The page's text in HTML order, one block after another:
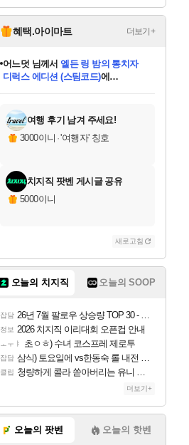
혜택.아이마트 더보기+
당첨되셨습니다.
당첨되셨습니다.
어느덧 님께서엘든 링 밤의 통치자
디럭스 에디션 (스팀코드)에
당첨되셨습니다.
에디션 (스팀코드) 를 교환.
당첨되셨습니다.
당첨되셨습니다.
당첨되셨습니다.
당첨되셨습니다.
여행 후기 남겨 주세요!
3000이니 ·'여행자' 칭호
치지직 팟벤 게시글 공유
5000이니
새로고침
오늘의 치지직 오늘의 SOOP
잡담 26년 7월 팔로우 상승량 TOP 30 - 월간 치지직
정보 2026 치지직 이리대회 오픈컵 안내
ㅗㅜㅑ 초ㅇㅎ) 수녀 코스프레 제로투
잡담 삼식) 토요일에 vs한동숙 롤 내전 예정
클립 청량하게 콜라 쏟아버리는 유니 ㅋㅋㅋ
더보기+
오늘의 팟벤 오늘의 핫벤